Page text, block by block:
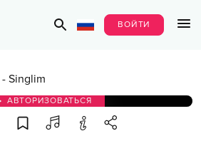
ВОЙТИ
- Singlim
АВТОРИЗОВАТЬСЯ